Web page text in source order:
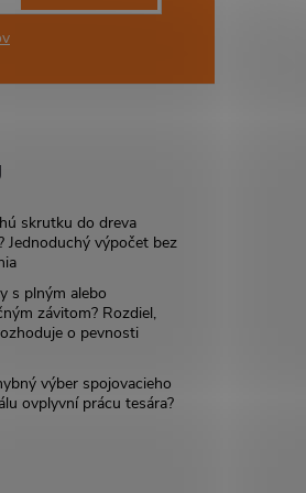
skrutku do dreva
Jednoduchý výpočet bez
s plným alebo
závitom? Rozdiel,
o pevnosti
výber spojovacieho
ovplyvní prácu tesára?